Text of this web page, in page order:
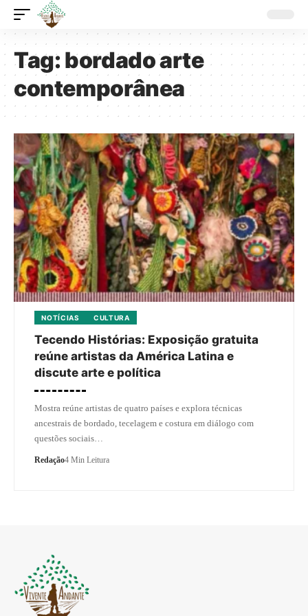
Tag:bordado arte
contemporânea
NOTÍCIAS CULTURA
Tecendo Histórias: Exposição gratuita
reúne artistas da América Latina e
discute arte e política
Mostra reúne artistas de quatro países e explora técnicas
ancestrais de bordado, tecelagem e costura em diálogo com
questões sociais…
Redação4 Min Leitura